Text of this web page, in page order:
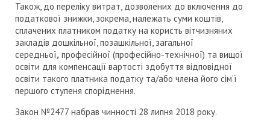
Також, до переліку витрат, дозволених до включення до
податкової знижки, зокрема, належать суми коштів,
сплачених платником податку на користь вітчизняних
закладів дошкільної, позашкільної, загальної
середньої, професійної (професійно-технічної) та вищої
освіти для компенсації вартості здобуття відповідної
освіти такого платника податку та/або члена його сім’ї
першого ступеня споріднення.
Закон №2477 набрав чинності 28 липня 2018 року.